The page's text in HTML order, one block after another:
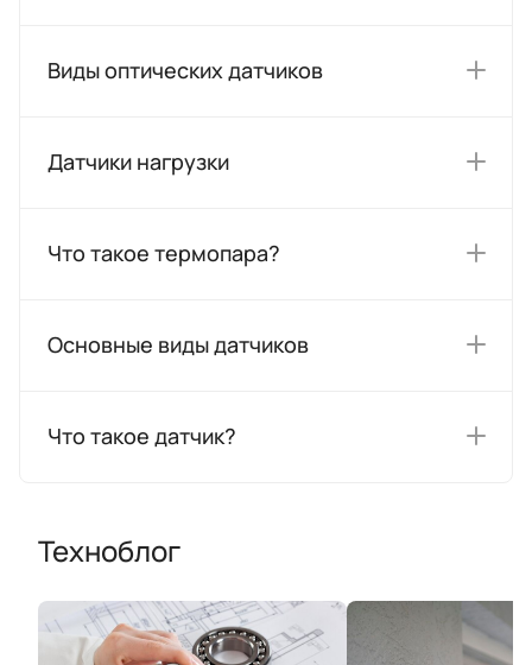
Виды оптических датчиков
Датчики нагрузки
Что такое термопара?
Основные виды датчиков
Что такое датчик?
Техноблог